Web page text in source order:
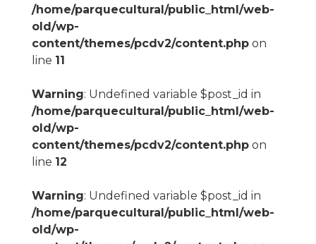
/home/parquecultural/public_html/web-
old/wp-
content/themes/pcdv2/content.phpon
line 11
Warning: Undefined variable $post_id in
/home/parquecultural/public_html/web-
old/wp-
content/themes/pcdv2/content.phpon
line 12
Warning: Undefined variable $post_id in
/home/parquecultural/public_html/web-
old/wp-